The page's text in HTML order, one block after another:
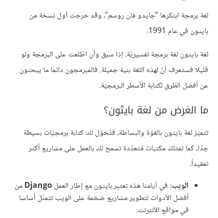
لغة برمجة ابتكرها “جايدو ڤان روسم”، وقد خرجت أول نسخة من
بايثون في عام 1991.
لغة بايثون لغة برمجة تفسيريّة. إذا سبق وأن اطّلعت على البرمجة ولو
قليلا فستعرف أنّ لهذه اللغة بنية جميلة. فالمبرمجون دائما ما يبحثون
عن أفضل الطّرق لكتابة الأسطر البرمجيّة.
ما الغرض من لغة بايثون؟
تتميّز لغة بايثون بالقوّة والبساطة، فتُخوّل لك كتابة برمجيّات بسيطة
جدّا، كما تمتلك مكتبات مُتعدّدة تسمح لك بالعمل على مشاريع أكثر
تعقيداً.
الويب: في أيامنا هذه تعتبر بايثون مع إطار العملDjangoمن
أفضل الأدوات لتطوير مشاريع ضخمة على الويب تتمثّل أساسا
في مواقع الأنترنت.